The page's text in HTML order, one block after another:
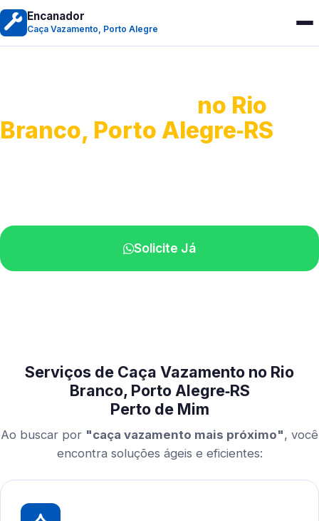
Encanador
Caça Vazamento, Porto Alegre
no Rio
Branco, Porto Alegre‑RS
Solicite Já
Serviços de Caça Vazamento no Rio
Branco, Porto Alegre‑RS
Perto de Mim
Ao buscar por "caça vazamento mais próximo", você
encontra soluções ágeis e eficientes: